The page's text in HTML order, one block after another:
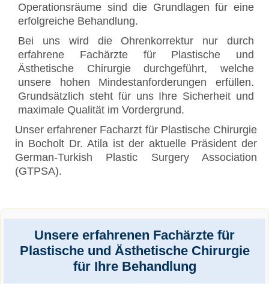
Operationsräume sind die Grundlagen für eine
erfolgreiche Behandlung.
Bei uns wird die Ohrenkorrektur nur durch
erfahrene Fachärzte für Plastische und
Ästhetische Chirurgie durchgeführt, welche
unsere hohen Mindestanforderungen erfüllen.
Grundsätzlich steht für uns Ihre Sicherheit und
maximale Qualität im Vordergrund.
Unser erfahrener Facharzt für Plastische Chirurgie
in Bocholt Dr. Atila ist der aktuelle Präsident der
German-Turkish Plastic Surgery Association
(GTPSA).
Unsere erfahrenen Fachärzte für
Plastische und Ästhetische Chirurgie
für Ihre Behandlung